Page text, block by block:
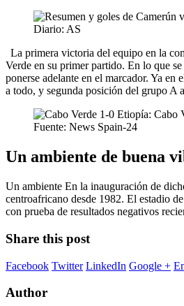
Diario: AS
La primera victoria del equipo en la
Verde en su primer partido. En lo que
ponerse adelante en el marcador. Ya
a todo, y segunda posición del grupo A
Fuente: News Spain-24
Un ambiente de buena
Un ambiente En la inauguración de
centroafricano desde 1982. El estadio
con prueba de resultados negativos
Share this post
Facebook Twitter LinkedIn Google +
Author